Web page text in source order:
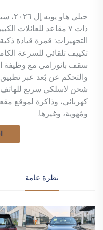
جيلي
ذات ٧ مقاعد للعائلات الكبيرة
تكييف تلقائي للسرعة
والتحكم عن بُعد عبر
شحن لاسلكي سريع
كهربائي، وذاكرة لموقع
ومُهوية، وغيرها.
نظرة عامة